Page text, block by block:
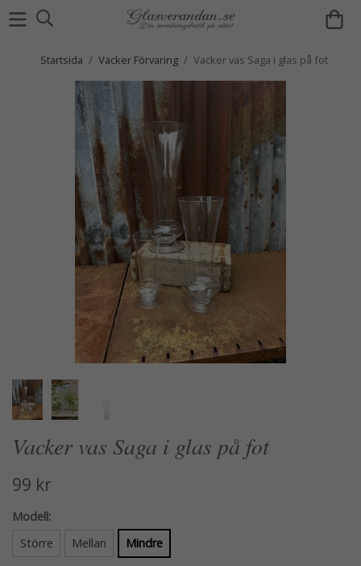
Startsida / Vacker Förvaring / Vacker vas Saga i glas på fot
Vacker vas Saga i glas på fot
99 kr
Modell:
Större
Mellan Mindre